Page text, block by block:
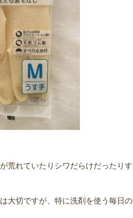
荒れていたりシワだらけだったり
大切ですが、特に洗剤を使う毎日